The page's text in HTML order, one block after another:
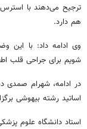
ترجیح می‌دهند با استرس
هم دارد.
شویم برای جراحی قلب
در ادامه، شهرام صمدی
اساتید رشته بیهوشی
استاد دانشگاه علوم